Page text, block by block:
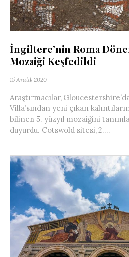
İngiltere’nin Roma
Mozaiği Keşfedildi
15 Aralık 2020
Araştırmacılar,
Villa’sından yeni çıkan
bilinen 5. yüzyıl mozaiğini
duyurdu. Cotswold sitesi, 2....